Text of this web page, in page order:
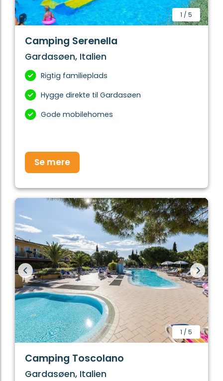
1 / 5
Camping Serenella
Gardasøen, Italien
Rigtig familieplads
Hygge direkte til Gardasøen
Gode mobilehomes
Se mere
1 / 5
Camping Toscolano
Gardasøen, Italien